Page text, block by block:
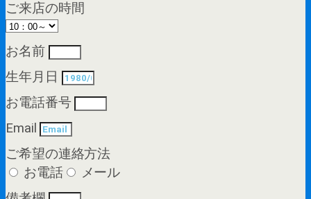
ご来店の時間
お名前
生年月日
お電話番号
Email
ご希望の連絡方法
お電話
メール